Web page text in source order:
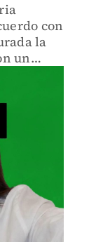
con
la
un